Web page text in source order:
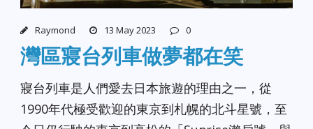
Raymond 13 May 2023 0
灣區寢台列車做夢都在笑
寢台列車是人們愛去日本旅遊的理由之一，從
1990年代極受歡迎的東京到札幌的北斗星號，至